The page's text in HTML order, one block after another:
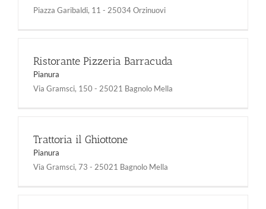
Piazza Garibaldi, 11 - 25034 Orzinuovi
Ristorante Pizzeria Barracuda
Pianura
Via Gramsci, 150 - 25021 Bagnolo Mella
Trattoria il Ghiottone
Pianura
Via Gramsci, 73 - 25021 Bagnolo Mella